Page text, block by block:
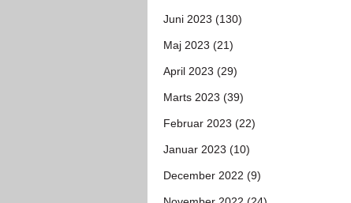
Juni 2023 (130)
Maj 2023 (21)
April 2023 (29)
Marts 2023 (39)
Februar 2023 (22)
Januar 2023 (10)
December 2022 (9)